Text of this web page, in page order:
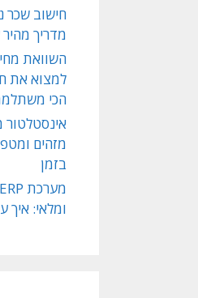
חישוב שכר
מדריך
השוואת
למצוא את
הכי
אינסטלטור
מזהים
בזמן
ומלאי: איך